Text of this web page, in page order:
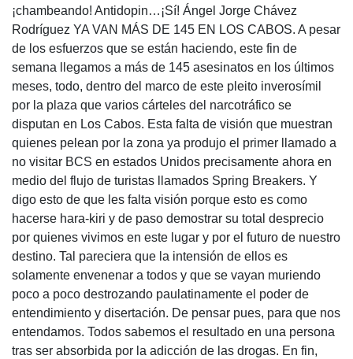
¡chambeando! Antidopin…¡Sí! Ángel Jorge Chávez
Rodríguez YA VAN MÁS DE 145 EN LOS CABOS. A pesar
de los esfuerzos que se están haciendo, este fin de
semana llegamos a más de 145 asesinatos en los últimos
meses, todo, dentro del marco de este pleito inverosímil
por la plaza que varios cárteles del narcotráfico se
disputan en Los Cabos. Esta falta de visión que muestran
quienes pelean por la zona ya produjo el primer llamado a
no visitar BCS en estados Unidos precisamente ahora en
medio del flujo de turistas llamados Spring Breakers. Y
digo esto de que les falta visión porque esto es como
hacerse hara-kiri y de paso demostrar su total desprecio
por quienes vivimos en este lugar y por el futuro de nuestro
destino. Tal pareciera que la intensión de ellos es
solamente envenenar a todos y que se vayan muriendo
poco a poco destrozando paulatinamente el poder de
entendimiento y disertación. De pensar pues, para que nos
entendamos. Todos sabemos el resultado en una persona
tras ser absorbida por la adicción de las drogas. En fin,